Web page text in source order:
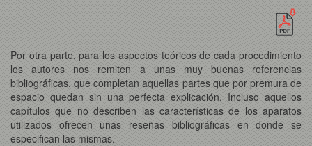
Por otra parte, para los aspectos teóricos de cada procedimiento
los autores nos remiten a unas muy buenas referencias
bibliográficas, que completan aquellas partes que por premura de
espacio quedan sin una perfecta explicación. Incluso aquellos
capítulos que no describen las características de los aparatos
utilizados ofrecen unas reseñas bibliográficas en donde se
especifican las mismas.